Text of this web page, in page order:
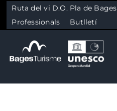
Ruta del vi D.O. Pla de Bages
Professionals
Butlletí